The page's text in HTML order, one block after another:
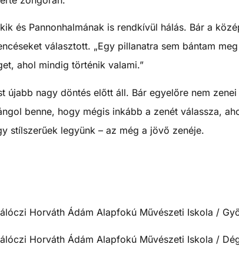
és Pannonhalmának is rendkívül hálás. Bár a
választott. „Egy pillanatra sem bántam
ahol mindig történik valami.”
újabb nagy döntés előtt áll. Bár egyelőre nem
benne, hogy mégis inkább a zenét válassza,
stílszerűek legyünk – az még a jövő zenéje.
Horváth Ádám Alapfokú Művészeti Iskola /
Horváth Ádám Alapfokú Művészeti Iskola /